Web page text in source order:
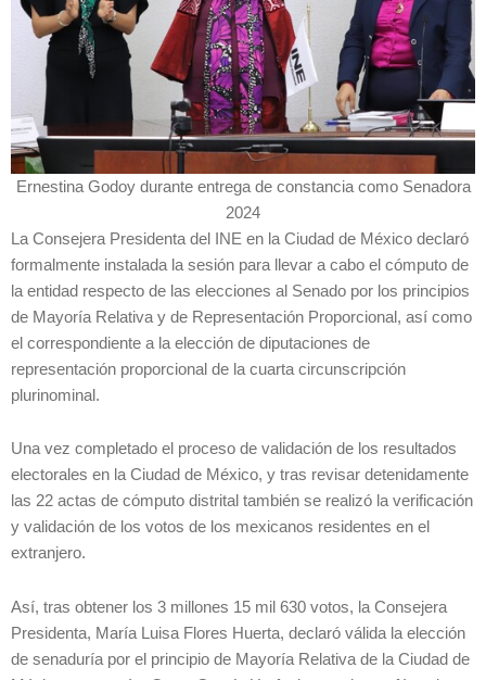
Ernestina Godoy durante entrega de constancia como Senadora
2024
La Consejera Presidenta del INE en la Ciudad de México declaró
formalmente instalada la sesión para llevar a cabo el cómputo de
la entidad respecto de las elecciones al Senado por los principios
de Mayoría Relativa y de Representación Proporcional, así como
el correspondiente a la elección de diputaciones de
representación proporcional de la cuarta circunscripción
plurinominal.
Una vez completado el proceso de validación de los resultados
electorales en la Ciudad de México, y tras revisar detenidamente
las 22 actas de cómputo distrital también se realizó la verificación
y validación de los votos de los mexicanos residentes en el
extranjero.
Así, tras obtener los 3 millones 15 mil 630 votos, la Consejera
Presidenta, María Luisa Flores Huerta, declaró válida la elección
de senaduría por el principio de Mayoría Relativa de la Ciudad de